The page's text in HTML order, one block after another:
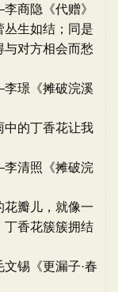
商隐《代赠》
丛生如结；同是
与对方相会而愁
璟《摊破浣溪
中的丁香花让我
清照《摊破浣
花瓣儿，就像一
丁香花簇簇拥结
锡《更漏子·春